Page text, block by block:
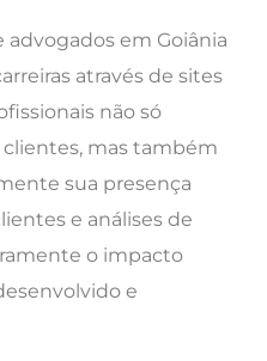
advogados em Goiânia
através de sites
não só
mas também
sua presença
e análises de
o impacto
e